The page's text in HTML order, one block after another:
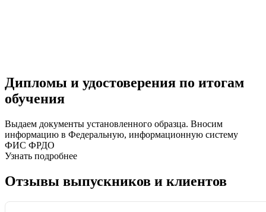
Дипломы и удостоверения по итогам
обучения
Выдаем документы установленного образца. Вносим
информацию в Федеральную, информационную систему
ФИС ФРДО
Узнать подробнее
Отзывы выпускников и клиентов